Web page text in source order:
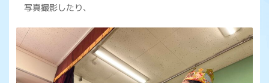
写真撮影したり、